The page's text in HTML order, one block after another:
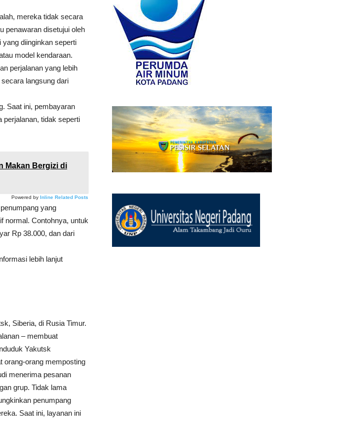
mereka tidak secara
penawaran disetujui oleh
diinginkan seperti
model kendaraan.
perjalanan yang lebih
langsung dari
Saat ini, pembayaran
perjalanan, tidak seperti
Makan Bergizi di
Powered by Inline Related Posts
yang
normal. Contohnya, untuk
Rp 38.000, dan dari
lebih lanjut
Siberia, di Rusia Timur.
– membuat
Yakutsk
orang-orang memposting
menerima pesanan
grup. Tidak lama
penumpang
Saat ini, layanan ini